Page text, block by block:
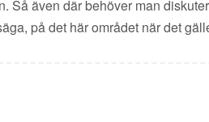
Så även där behöver man
på det här området när det